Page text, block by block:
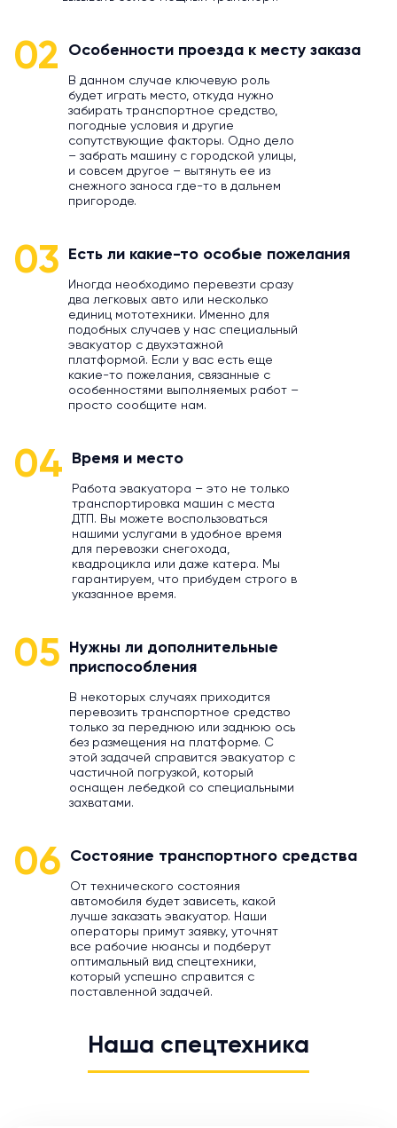
02 Особенности проезда к месту заказа
В данном случае ключевую роль
будет играть место, откуда нужно
забирать транспортное средство,
погодные условия и другие
сопутствующие факторы. Одно дело
– забрать машину с городской улицы,
и совсем другое – вытянуть ее из
снежного заноса где-то в дальнем
пригороде.
03 Есть ли какие-то особые пожелания
Иногда необходимо перевезти сразу
два легковых авто или несколько
единиц мототехники. Именно для
подобных случаев у нас специальный
эвакуатор с двухэтажной
платформой. Если у вас есть еще
какие-то пожелания, связанные с
особенностями выполняемых работ –
просто сообщите нам.
04 Время и место
Работа эвакуатора – это не только
транспортировка машин с места
ДТП. Вы можете воспользоваться
нашими услугами в удобное время
для перевозки снегохода,
квадроцикла или даже катера. Мы
гарантируем, что прибудем строго в
указанное время.
05
Нужны ли дополнительные
приспособления
В некоторых случаях приходится
перевозить транспортное средство
только за переднюю или заднюю ось
без размещения на платформе. С
этой задачей справится эвакуатор с
частичной погрузкой, который
оснащен лебедкой со специальными
захватами.
06 Состояние транспортного средства
От технического состояния
автомобиля будет зависеть, какой
лучше заказать эвакуатор. Наши
операторы примут заявку, уточнят
все рабочие нюансы и подберут
оптимальный вид спецтехники,
который успешно справится с
поставленной задачей.
Наша спецтехника